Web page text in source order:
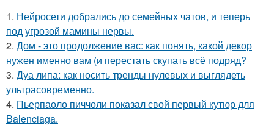
1. Нейросети добрались до семейных чатов, и теперь
под угрозой мамины нервы.
2. Дом - это продолжение вас: как понять, какой декор
нужен именно вам (и перестать скупать всё подряд?
3. Дуа липа: как носить тренды нулевых и выглядеть
ультрасовременно.
4. Пьерпаоло пиччоли показал свой первый кутюр для
Balenciaga.